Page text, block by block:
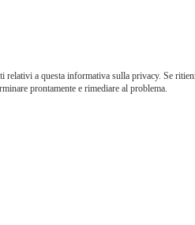
relativi a questa informativa sulla privacy. Se
prontamente e rimediare al problema.